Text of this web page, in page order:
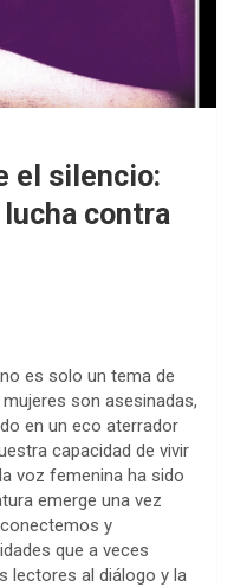
el silencio:
contra
es solo un tema de
son asesinadas,
en un eco aterrador
capacidad de vivir
voz femenina ha sido
emerge una vez
y
que a veces
lectores al diálogo y la